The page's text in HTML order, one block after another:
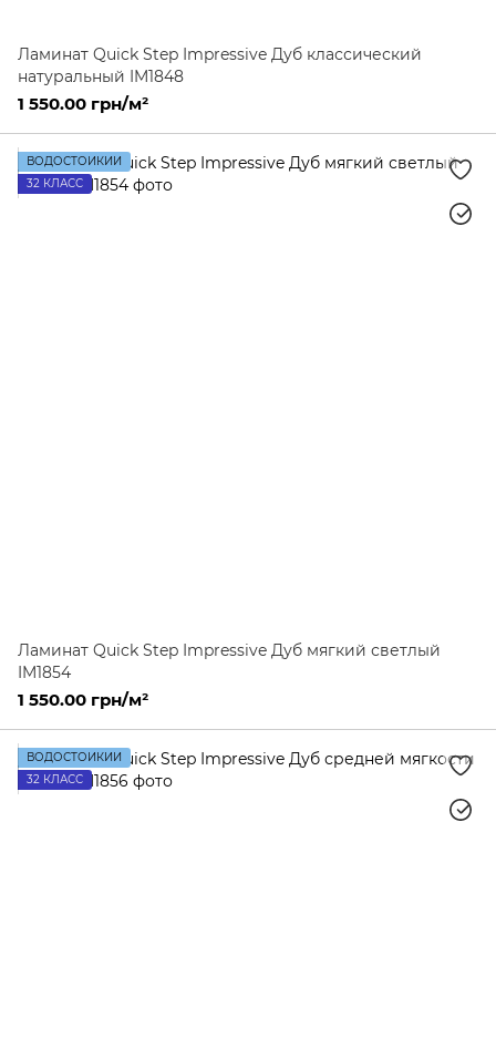
Ламинат Quick Step Impressive Дуб классический
натуральный IM1848
1 550.00 грн/м²
ВОДОСТОЙКИЙ
32 КЛАСС
Ламинат Quick Step Impressive Дуб мягкий светлый
IM1854
1 550.00 грн/м²
ВОДОСТОЙКИЙ
32 КЛАСС